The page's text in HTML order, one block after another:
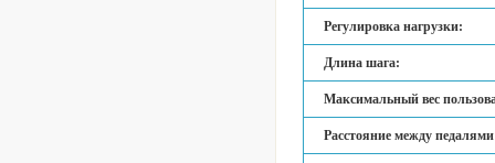
Регулировка нагрузки:
Длина шага:
Максимальный вес
Расстояние между